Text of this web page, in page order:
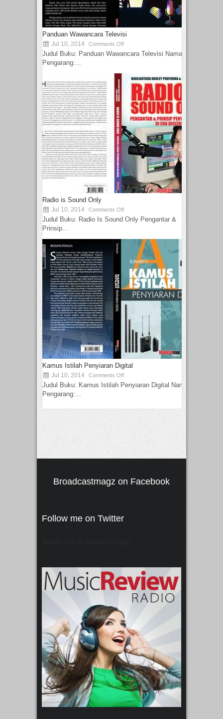
Panduan Wawancara Televisi
Jul 10, 2014 Comments Off
Judul Buku: Panduan Wawancara Televisi Nama
Pengarang:...
Radio is Sound Only
Jul 10, 2014 Comments Off
Judul Buku: Radio Is Sound Only Pengantar &
Prinsip...
Kamus Istilah Penyiaran Digital
Jul 10, 2014 Comments Off
Judul Buku: Kamus Istilah Penyiaran Digital Nama
Pengarang:...
Broadcastmagz on Facebook
Follow me on Twitter